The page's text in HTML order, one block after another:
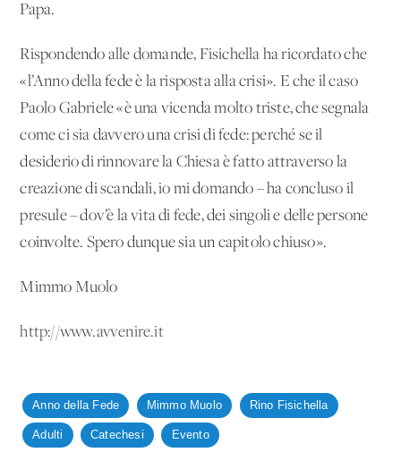
Papa.
Rispondendo alle domande, Fisichella ha ricordato che
«l’Anno della fede è la risposta alla crisi». E che il caso
Paolo Gabriele «è una vicenda molto triste, che segnala
come ci sia davvero una crisi di fede: perché se il
desiderio di rinnovare la Chiesa è fatto attraverso la
creazione di scandali, io mi domando – ha concluso il
presule – dov’è la vita di fede, dei singoli e delle persone
coinvolte. Spero dunque sia un capitolo chiuso».
Mimmo Muolo
http://www.avvenire.it
Anno della Fede Mimmo Muolo Rino Fisichella
Adulti Catechesi Evento